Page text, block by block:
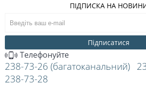
ПІДПИСКА НА
Підписатися
Телефонуйте
238-73-26 (багатоканальний)
238-73-28